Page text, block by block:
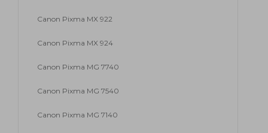
Canon Pixma MX 922
Canon Pixma MX 924
Canon Pixma MG 7740
Canon Pixma MG 7540
Canon Pixma MG 7140